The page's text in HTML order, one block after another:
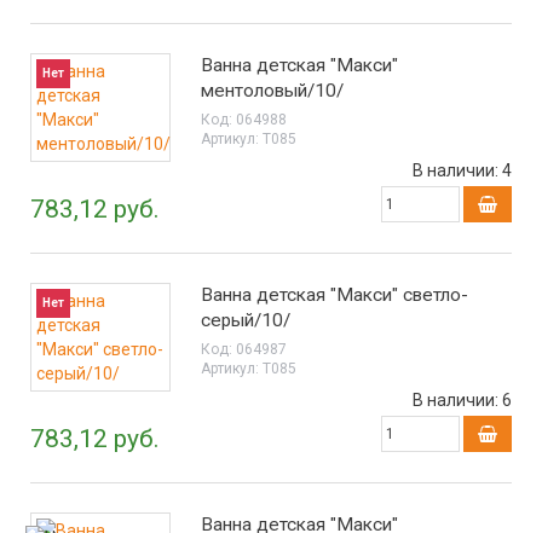
Нет
Ванна детская "Макси"
ментоловый/10/
Код: 064988
Артикул: Т085
783,12 руб.
В наличии: 4
Нет
Ванна детская "Макси" светло-
серый/10/
Код: 064987
Артикул: Т085
783,12 руб.
В наличии: 6
Ванна детская "Макси"